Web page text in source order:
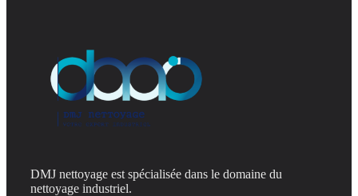
DMJ nettoyage est spécialisée dans le domaine du
nettoyage industriel.